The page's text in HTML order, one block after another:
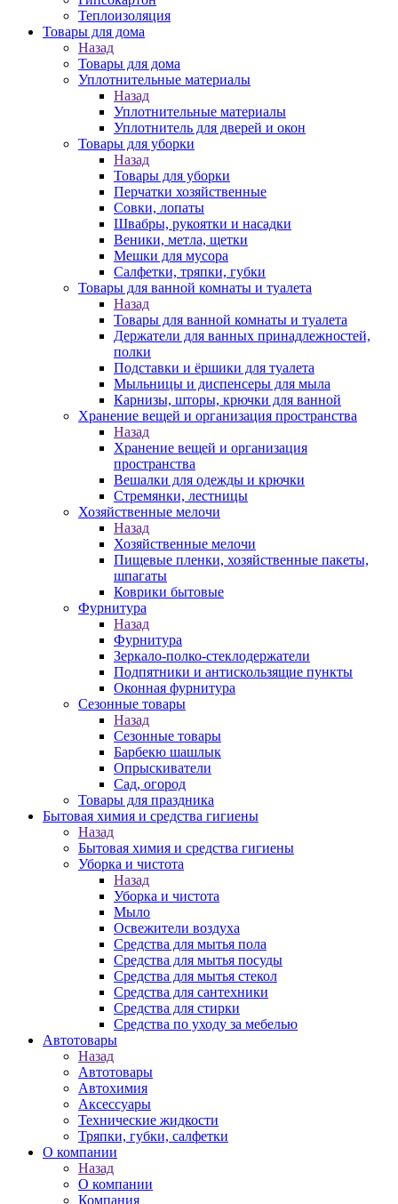
Теплоизоляция
Товары для дома
Назад
Товары для дома
Уплотнительные материалы
Назад
Уплотнительные материалы
Уплотнитель для дверей и окон
Товары для уборки
Назад
Товары для уборки
Перчатки хозяйственные
Совки, лопаты
Швабры, рукоятки и насадки
Веники, метла, щетки
Мешки для мусора
Салфетки, тряпки, губки
Товары для ванной комнаты и туалета
Назад
Товары для ванной комнаты и туалета
Держатели для ванных принадлежностей,
полки
Подставки и ёршики для туалета
Мыльницы и диспенсеры для мыла
Карнизы, шторы, крючки для ванной
Хранение вещей и организация пространства
Назад
Хранение вещей и организация
пространства
Вешалки для одежды и крючки
Стремянки, лестницы
Хозяйственные мелочи
Назад
Хозяйственные мелочи
Пищевые пленки, хозяйственные пакеты,
шпагаты
Коврики бытовые
Фурнитура
Назад
Фурнитура
Зеркало-полко-стеклодержатели
Подпятники и антискользящие пункты
Оконная фурнитура
Сезонные товары
Назад
Сезонные товары
Барбекю шашлык
Опрыскиватели
Сад, огород
Товары для праздника
Бытовая химия и средства гигиены
Назад
Бытовая химия и средства гигиены
Уборка и чистота
Назад
Уборка и чистота
Мыло
Освежители воздуха
Средства для мытья пола
Средства для мытья посуды
Средства для мытья стекол
Средства для сантехники
Средства для стирки
Средства по уходу за мебелью
Автотовары
Назад
Автотовары
Автохимия
Аксессуары
Технические жидкости
Тряпки, губки, салфетки
О компании
Назад
О компании
Компания